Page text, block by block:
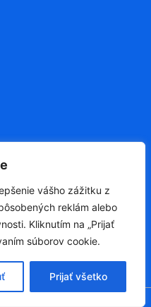
vášho zážitku z
reklám alebo
Kliknutím na „Prijať
súborov cookie.
Prijať všetko